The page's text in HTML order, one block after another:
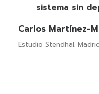
sistema sin
Carlos Martínez-
Estudio Stendhal.